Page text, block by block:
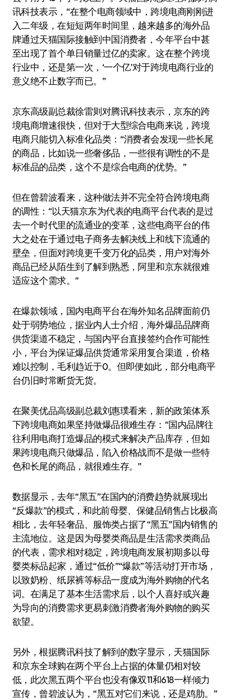
讯科技表示，“在整个电商领域中，跨境电商刚刚进
入二年级，在短短两年时间里，越来越多的海外品
牌通过天猫国际接触到中国消费者，今年平台中甚
至出现了首个单日销量过亿的卖家。这在整个跨境
行业中，还是第一次，‘一个亿’对于跨境电商行业的
意义绝不止数字而已。”
京东高级副总裁徐雷则对腾讯科技表示，京东的跨
境电商增速很快，但对于大型综合电商来说，跨境
电商只能切入标准化品类：“消费者会发现一些长尾
的商品，比如说一些奢侈品，一些很有调性的不是
标准品的品类，这个不是综合电商的优势。”
但在曾碧波看来，这种做法并不完全符合跨境电商
的调性：“以天猫京东为代表的电商平台代表的是过
去一个时代里的流通业的变革，这些电商平台的伟
大之处在于通过电子商务去解决线上和线下流通的
壁垒，但面对跨境更千变万化的品类，用户对海外
商品已经从陌生到了解到熟悉，阿里和京东就很难
适应这个需求。”
在爆款领域，国内电商平台在海外知名品牌面前仍
处于弱势地位，据业内人士介绍，海外爆品品牌商
供货渠道不稳定，与国内平台直接签约合作可能性
小，平台为保证爆品供货通常采用复合渠道，价格
难以控制，毛利趋近于0。但即便如此，部分电商平
台仍旧时常断货无货。
在聚美优品高级副总裁刘惠璞看来，新的政策体系
下跨境电商如果坚持做爆品很难生存：“国内品牌往
往利用电商打造爆品的模式来解决产品库存，但如
果跨境电商只做爆品，陷入价格战而不是做一些特
色和长尾的商品，就很难生存。”
数据显示，去年“黑五”在国内的消费趋势就展现出
“反爆款”的模式，和此前母婴、保健品销售占比极高
相比，去年轻奢品、服饰类占据了“黑五”国内销售的
主流地位。这是因为母婴类商品是生活需求类商品
的代表，需求相对稳定，跨境电商发展初期多以母
婴类标品起家，通过“低价”“爆款”等活动打开市场，
以致奶粉、纸尿裤等标品一度成为海外购物的代名
词。在满足了基本生活需求后，以个人喜好或兴趣
为导向的消费需求更易刺激消费者海外购物的购买
欲望。
另外，根据腾讯科技了解到的数字显示，天猫国际
和京东全球购在两个平台上占据的体量仍相对较
低，此次黑五两个平台也没有像双11和618一样倾力
宣传，曾碧波认为，“黑五对它们来说，还是鸡肋。”